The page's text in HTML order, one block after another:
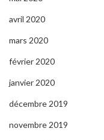
avril 2020
mars 2020
février 2020
janvier 2020
décembre 2019
novembre 2019